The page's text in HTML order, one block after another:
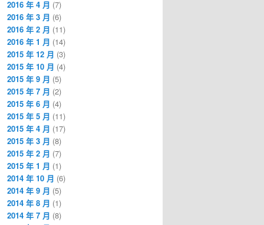
2016 年 4 月 (7)
2016 年 3 月 (6)
2016 年 2 月 (11)
2016 年 1 月 (14)
2015 年 12 月 (3)
2015 年 10 月 (4)
2015 年 9 月 (5)
2015 年 7 月 (2)
2015 年 6 月 (4)
2015 年 5 月 (11)
2015 年 4 月 (17)
2015 年 3 月 (8)
2015 年 2 月 (7)
2015 年 1 月 (1)
2014 年 10 月 (6)
2014 年 9 月 (5)
2014 年 8 月 (1)
2014 年 7 月 (8)